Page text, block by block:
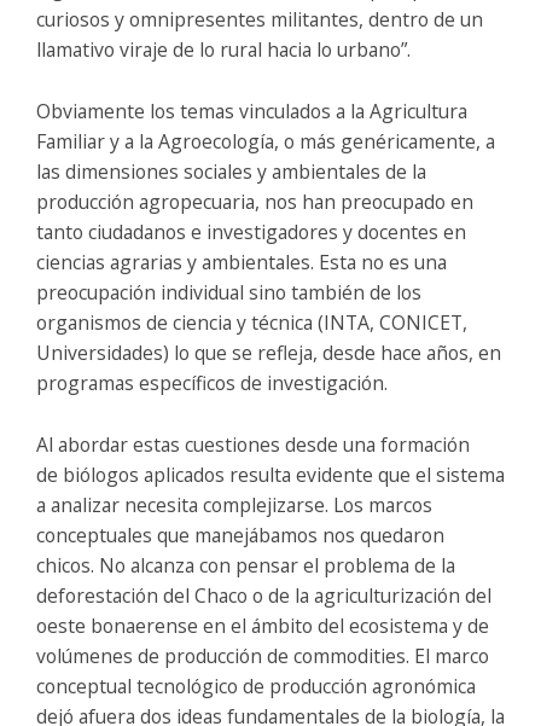
curiosos y omnipresentes militantes, dentro de un
llamativo viraje de lo rural hacia lo urbano”.
Obviamente los temas vinculados a la Agricultura
Familiar y a la Agroecología, o más genéricamente, a
las dimensiones sociales y ambientales de la
producción agropecuaria, nos han preocupado en
tanto ciudadanos e investigadores y docentes en
ciencias agrarias y ambientales. Esta no es una
preocupación individual sino también de los
organismos de ciencia y técnica (INTA, CONICET,
Universidades) lo que se refleja, desde hace años, en
programas específicos de investigación.
Al abordar estas cuestiones desde una formación
de biólogos aplicados resulta evidente que el sistema
a analizar necesita complejizarse. Los marcos
conceptuales que manejábamos nos quedaron
chicos. No alcanza con pensar el problema de la
deforestación del Chaco o de la agriculturización del
oeste bonaerense en el ámbito del ecosistema y de
volúmenes de producción de commodities. El marco
conceptual tecnológico de producción agronómica
dejó afuera dos ideas fundamentales de la biología, la